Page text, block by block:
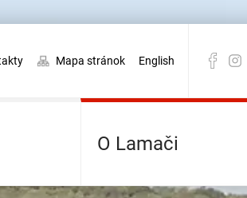
Mapa stránok English
O Lamači